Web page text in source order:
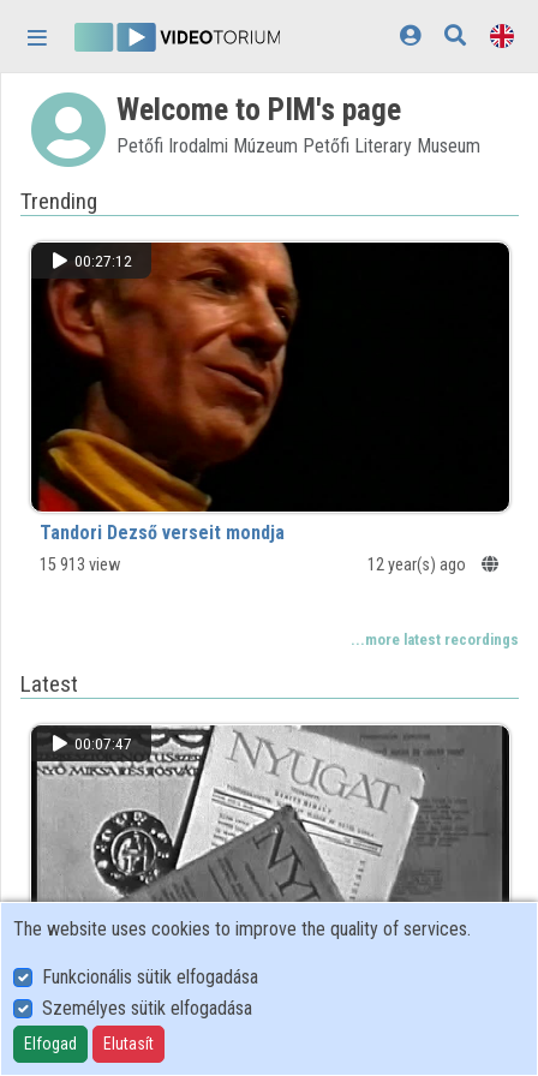
Home
Log In
Discovery
Categories
Playlists
Organizations
Contributors
Appearance:light
Welcome to PIM's page
Petőfi Irodalmi Múzeum Petőfi Literary Museum
Trending
00:27:12
Tandori Dezső verseit mondja
15 913 view 12 year(s) ago
...more latest recordings
Latest
00:07:47
10. Pen Club Kassák L. Tamási Á.mp4
1 view
The website uses cookies to improve the quality of services.
Funkcionális sütik elfogadása
Személyes sütik elfogadása
Elfogad Elutasít